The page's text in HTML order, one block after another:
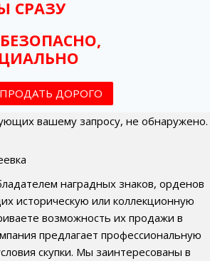
СРАЗУ
ПРОДАТЬ ДОРОГО
вашему запросу, не обнаружено.
наградных знаков, орденов
историческую или коллекционную
возможность их продажи в
предлагает профессиональную
скупки. Мы заинтересованы в